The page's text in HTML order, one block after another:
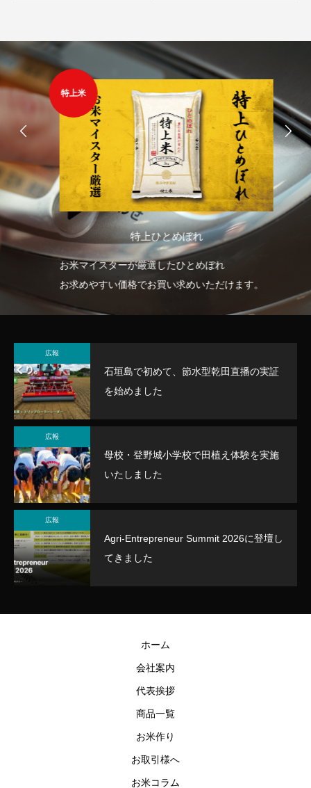
特上米
特上ひとめぼれ
お米マイスターが厳選したひとめぼれ
お求めやすい価格でお買い求めいただけます。
広報
石垣島で初めて、節水型乾田直播の実証
を始めました
広報
母校・登野城小学校で田植え体験を実施
いたしました
広報
Agri-Entrepreneur Summit 2026に登壇し
てきました
ホーム
会社案内
代表挨拶
商品一覧
お米作り
お取引様へ
お米コラム
みやぎ米屋 スタッフAI